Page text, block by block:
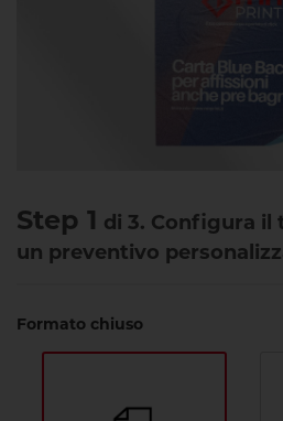
Step 1 di 3. Configura
un preventivo
Formato chiuso